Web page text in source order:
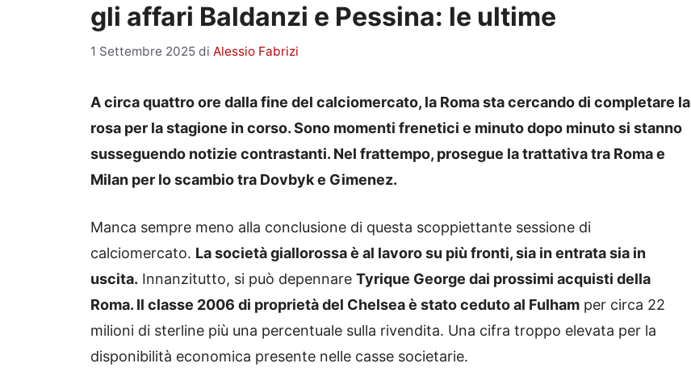
gli affari Baldanzi e Pessina: le ultime
1 Settembre 2025 di Alessio Fabrizi
A circa quattro ore dalla fine del calciomercato, la Roma sta cercando di completare la
rosa per la stagione in corso. Sono momenti frenetici e minuto dopo minuto si stanno
susseguendo notizie contrastanti. Nel frattempo, prosegue la trattativa tra Roma e
Milan per lo scambio tra Dovbyk e Gimenez.
Manca sempre meno alla conclusione di questa scoppiettante sessione di
calciomercato. La società giallorossa è al lavoro su più fronti, sia in entrata sia in
uscita. Innanzitutto, si può depennare Tyrique George dai prossimi acquisti della
Roma. Il classe 2006 di proprietà del Chelsea è stato ceduto al Fulham per circa 22
milioni di sterline più una percentuale sulla rivendita. Una cifra troppo elevata per la
disponibilità economica presente nelle casse societarie.